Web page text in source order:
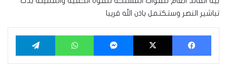
تباشير النصر وستكتمل باذن الله قريبا
فيسبوك ‫X ماسنجر واتساب